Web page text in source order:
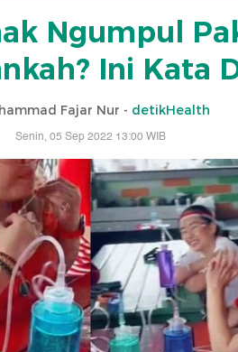
Ngumpul
Ini Kata
Fajar Nur - detikHealth
Senin, 05 Sep 2022 13:00 WIB